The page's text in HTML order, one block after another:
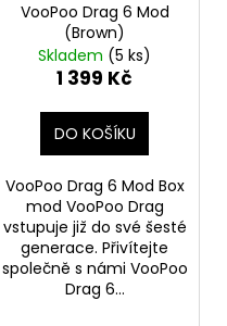
VooPoo Drag 6 Mod
(Brown)
Skladem (5 ks)
1 399 Kč
DO KOŠÍKU
VooPoo Drag 6 Mod Box
mod VooPoo Drag
vstupuje již do své šesté
generace. Přivítejte
společně s námi VooPoo
Drag 6...